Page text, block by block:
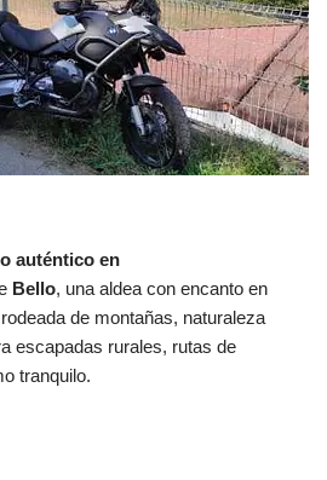
auténtico en
Bello, una aldea con encanto en
de montañas, naturaleza
escapadas rurales, rutas de
tranquilo.